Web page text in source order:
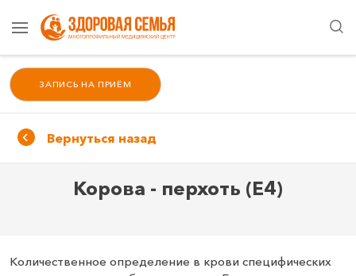
ЗАПИСЬ НА ПРИЁМ
Вернуться назад
Корова - перхоть (E4)
Количественное определение в крови специфических